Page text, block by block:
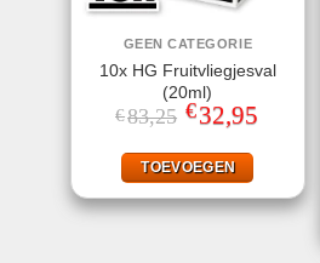
GEEN CATEGORIE
10x HG Fruitvliegjesval
(20ml)
€83,25 Oorspronkelijke
prijs
€83,25.
€32,95prijs
TOEVOEGEN